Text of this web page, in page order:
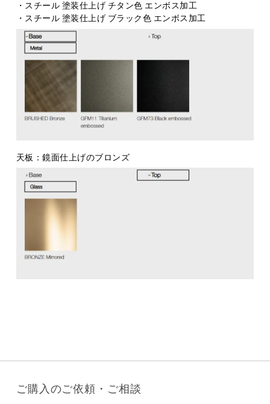
・スチール 塗装仕上げ チタン色 エンボス加工
・スチール 塗装仕上げ ブラック色 エンボス加工
天板：鏡面仕上げのブロンズ
ご購入のご依頼・ご相談